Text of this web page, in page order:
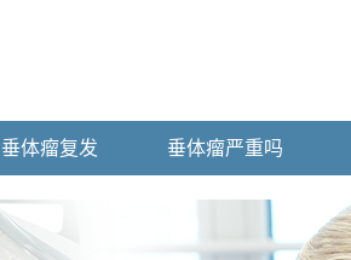
垂体瘤复发 垂体瘤严重吗